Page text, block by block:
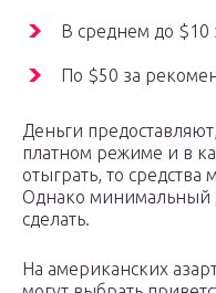
В среднем до $10
По $50 за
Деньги
платном режиме и в
отыграть, то средства
Однако минимальный
сделать.
На американских